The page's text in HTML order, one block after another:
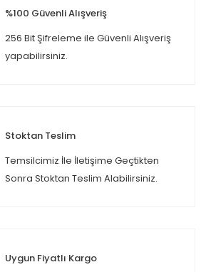
%100 Güvenli Alışveriş
256 Bit Şifreleme ile Güvenli Alışveriş
yapabilirsiniz.
Stoktan Teslim
Temsilcimiz İle İletişime Geçtikten
Sonra Stoktan Teslim Alabilirsiniz.
Uygun Fiyatlı Kargo